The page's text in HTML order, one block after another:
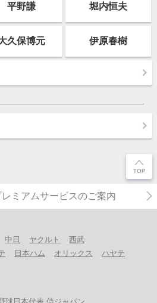
平野謙 堀内恒夫
久保博元 伊原春樹
レミアムサービスのご案内
中日 ヤクルト
西武
日本ハム オリックス
ハヤテ